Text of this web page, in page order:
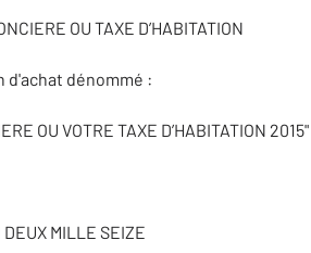
OU TAXE D’HABITATION
dénommé :
OU VOTRE TAXE D’HABITATION 2015"
MILLE SEIZE